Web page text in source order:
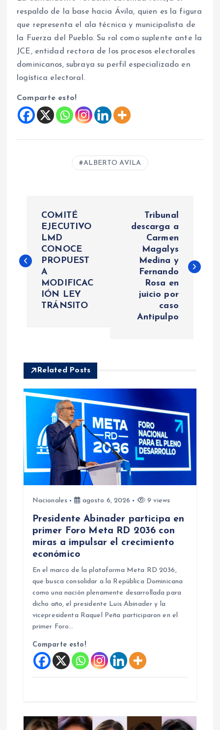
respaldo de la base hacia Ávila, quien es la figura
que representa el ala técnica y municipalista de
la Fuerza del Pueblo. Su rol como suplente ante la
JCE, entidad rectora de los procesos electorales
dominicanos, subraya su perfil especializado en
logística electoral.
Comparte esto!
ALBERTO AVILA
v
ó
n
d
e
COMITÉ
EJECUTIVO
LMD
CONOCE
PROPUEST
A
MODIFICAC
IÓN LEY
TRÁNSITO
Tribunal
descarga a
Carmen
Magalys
Medina y
Fernando
Rosa en
juicio por
caso
Antipulpo
Related Posts
Nacionales agosto 6, 2026 9 views
Presidente Abinader participa en
primer Foro Meta RD 2036 con
miras a impulsar el crecimiento
económico
En el marco de la plataforma Meta RD 2036,
que busca consolidar a la República Dominicana
como una nación plenamente desarrollada para
dicho año, el presidente Luis Abinader y la
vicepresidenta Raquel Peña participaron en el
primer Foro…
Comparte esto!